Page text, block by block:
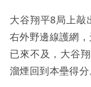
大谷翔平8局上敲
右外野邊線護網
已來不及，大谷
溜煙回到本壘得分